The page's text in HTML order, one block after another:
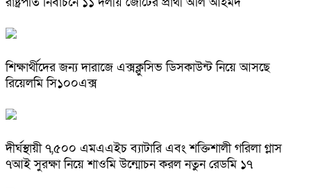
শিক্ষার্থীদের জন্য দারাজে এক্সক্লুসিভ ডিসকাউন্ট নিয়ে আসছে
রিয়েলমি সি১০০এক্স
দীর্ঘস্থায়ী ৭,৫০০ এমএএইচ ব্যাটারি এবং শক্তিশালী গরিলা গ্লাস
৭আই সুরক্ষা নিয়ে শাওমি উন্মোচন করল নতুন রেডমি ১৭